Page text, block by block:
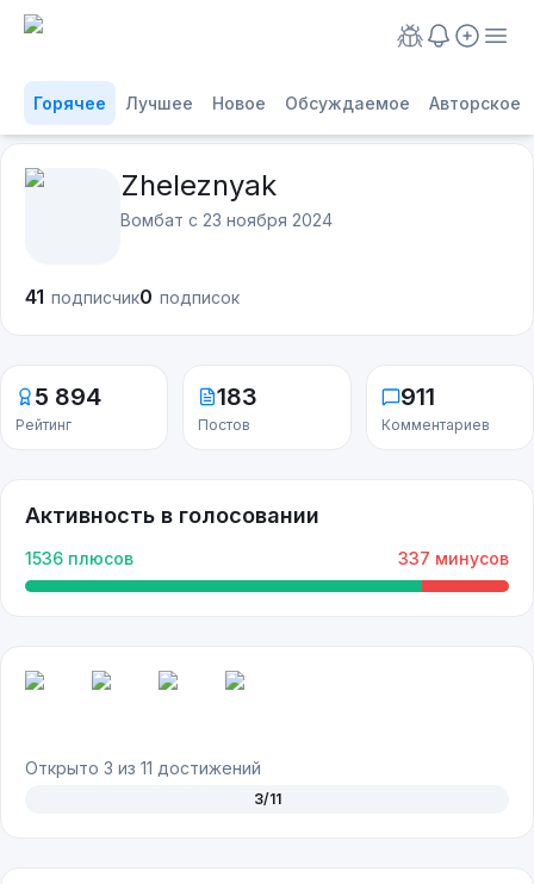
Горячее Лучшее Новое Обсуждаемое Авторское
Zheleznyak
Вомбат с 23 ноября 2024
41 подписчик0 подписок
5 894
Рейтинг
183
Постов
911
Комментариев
Активность в голосовании
1536 плюсов 337 минусов
Открыто 3 из 11 достижений
3/11